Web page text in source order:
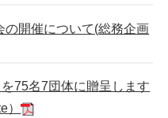
の開催について(総務企画
75名7団体に贈呈します
）